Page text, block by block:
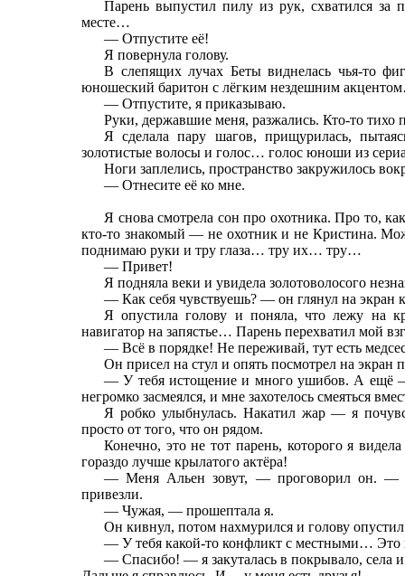
Парень выпустил пилу из рук, схватился
месте…
— Отпустите её!
Я повернула голову.
В слепящих лучах Беты виднелась чья-то
юношеский баритон с лёгким нездешним
— Отпустите, я приказываю.
Руки, державшие меня, разжались. Кто-то
Я сделала пару шагов, прищурилась,
золотистые волосы и голос… голос юноши из
Ноги заплелись, пространство закружилось
— Отнесите её ко мне.
Я снова смотрела сон про охотника. Про то,
кто-то знакомый — не охотник и не Кристина.
поднимаю руки и тру глаза… тру их… тру…
— Привет!
Я подняла веки и увидела золотоволосого
— Как себя чувствуешь? — он глянул на экран
Я опустила голову и поняла, что лежу на
навигатор на запястье… Парень перехватил мой
— Всё в порядке! Не переживай, тут есть
Он присел на стул и опять посмотрел на экран
— У тебя истощение и много ушибов. А ещё
негромко засмеялся, и мне захотелось смеяться
Я робко улыбнулась. Накатил жар — я
просто от того, что он рядом.
Конечно, это не тот парень, которого я
гораздо лучше крылатого актёра!
— Меня Альен зовут, — проговорил он. —
привезли.
— Чужая, — прошептала я.
Он кивнул, потом нахмурился и голову
— У тебя какой-то конфликт с местными… Это
— Спасибо! — я закуталась в покрывало,